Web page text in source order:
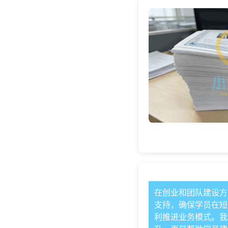
在创业和团队建设
支持，确保学员在
利推进业务模式。